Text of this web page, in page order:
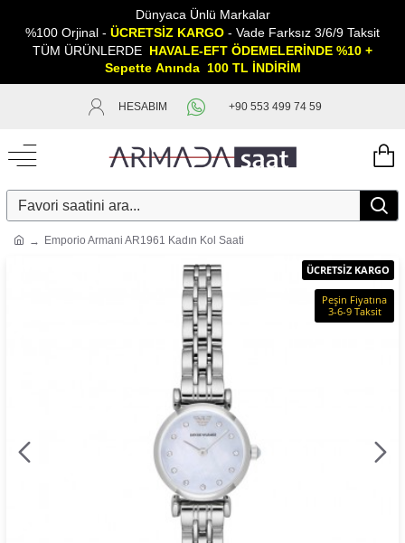
Dünyaca Ünlü Markalar
%100 Orjinal - ÜCRETSİZ KARGO - Vade Farksız 3/6/9 Taksit
TÜM ÜRÜNLERDE HAVALE-EFT ÖDEMELERİNDE %10 +
Sepette Anında 100 TL İNDİRİM
HESABIM +90 553 499 74 59
Emporio Armani AR1961 Kadın Kol Saati
ÜCRETSİZ KARGO
Peşin Fiyatına
3-6-9 Taksit